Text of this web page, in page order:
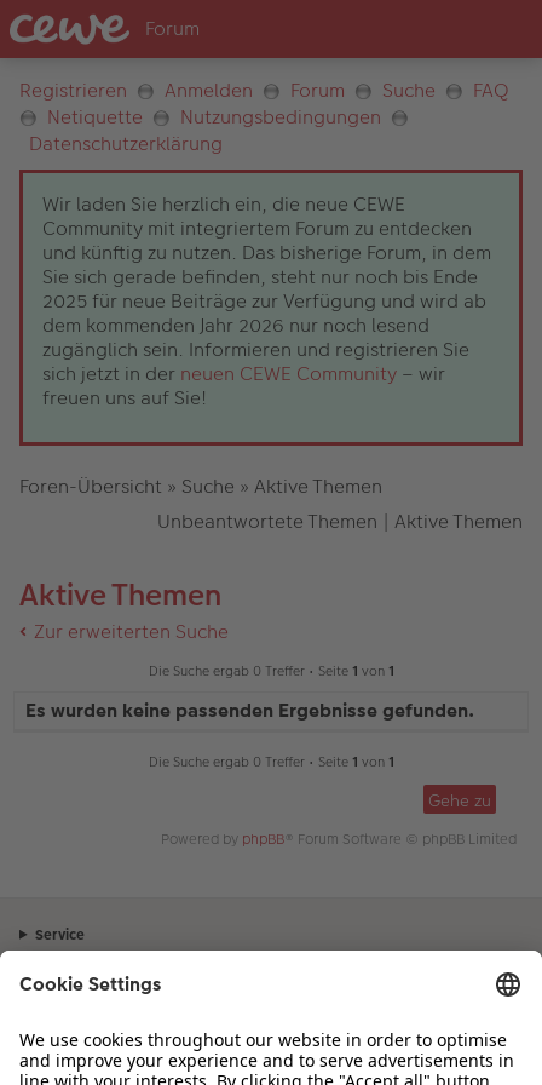
Registrieren Anmelden Forum Suche
FAQ
Netiquette
Nutzungsbedingungen
Datenschutzerklärung
Wir laden Sie herzlich ein, die neue CEWE
Community mit integriertem Forum zu entdecken
und künftig zu nutzen. Das bisherige Forum, in dem
Sie sich gerade befinden, steht nur noch bis Ende
2025 für neue Beiträge zur Verfügung und wird ab
dem kommenden Jahr 2026 nur noch lesend
zugänglich sein. Informieren und registrieren Sie
sich jetzt in der neuen CEWE Community – wir
freuen uns auf Sie!
Foren-Übersicht » Suche » Aktive Themen
Unbeantwortete Themen | Aktive Themen
Aktive Themen
Zur erweiterten Suche
Die Suche ergab 0 Treffer • Seite 1 von 1
Es wurden keine passenden Ergebnisse gefunden.
Die Suche ergab 0 Treffer • Seite 1 von 1
Gehe zu
Powered by phpBB® Forum Software © phpBB Limited
Service
Sortiment